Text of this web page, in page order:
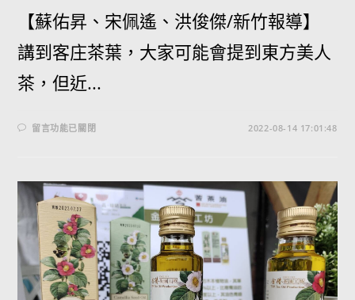
【蘇佑昇、宋佩遙、洪俊傑/新竹報導】
講到客庄茶葉，大家可能會提到東方美人
茶，但近...
留言功能已關閉 2022-08-14 17:01:48